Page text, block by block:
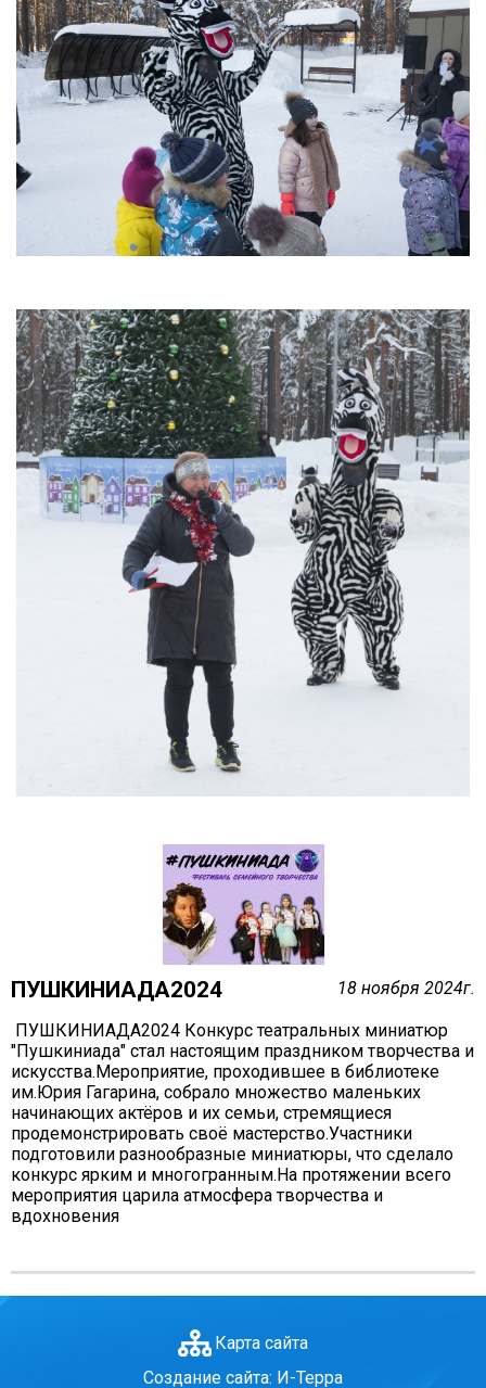
Психолог спешит на помощь
Фото
06.05.2022 Наш дворик: до и после Победы
(пр.Ленина)
05.05.2022 Наш дворик: до и после Победы
(пр.Чкалова)
26.04.2022 Экскурсия в лабораторию по
мониторингу загрязнения окружающей среды
Дзержинск
18.04.2022 Экскурсия в пожарную часть г.
17.04.2022 Военно-патриотический слёт "Эстафета
памяти"
13.04.2022 Награждение волонтеров. Фото Р.
Лобанова
13.04.2022 Фестиваль "Профессия космонавт"
13.04.2022 В состоянии ресурса (экскурсия на ТК
"Дзержинск")
05.04.2022 В состоянии ресурса (экскурсия в
Дзержинский театр кукол)
30.03.2022 Большая психологическая игра
"Территория успеха" (3 часть)
24.03.2022 Большая психологическая игра
"Территория успеха" (2 часть)
16.03.2022 Большая психологическая игра
"Территория успеха"
06.03.2022 Масленица на территории парка
03.03.2022 Масленица в клубе Бригантина
27.02.2022 Мальчишник - 2022
27.01.2022 Большая психологическаяигра "Мир
открытых дверей"
25.01.2022 Проект "Цифровая культура".
24.12.2021 Городская развлекательная программа
в парке "Утиное озеро"
26.11.2021 Лаборатория профессий. Часть 2
21.10.2021 Занятие по финансовой грамотности
24.11.2021 Лаборатория профессии
17.11.2021 Межведомственная беседа
"Подросток и закон"
03.10.2021 Туристический слёт
16.09.2021 Веселые старты. Стадион "Пионер"
25.10.2018 "Квартирник на Ленкома"
ПУШКИНИАДА2024 18 ноября 2024г.
ПУШКИНИАДА2024 Конкурс театральных миниатюр
"Пушкиниада" стал настоящим праздником творчества и
искусства.Мероприятие, проходившее в библиотеке
им.Юрия Гагарина, собрало множество маленьких
начинающих актёров и их семьи, стремящиеся
продемонстрировать своё мастерство.Участники
подготовили разнообразные миниатюры, что сделало
конкурс ярким и многогранным.На протяжении всего
мероприятия царила атмосфера творчества и
вдохновения
Карта сайта
Создание сайта: И-Терра